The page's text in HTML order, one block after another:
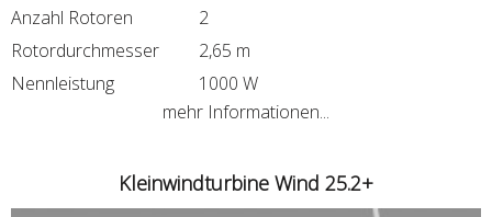
Anzahl Rotoren
2
Rotordurchmesser
2,65 m
Nennleistung
1000 W
mehr Informationen...
Kleinwindturbine Wind 25.2+